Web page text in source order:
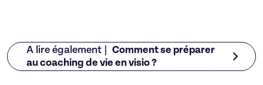
A lire également |
Comment se préparer
au coaching de vie en visio ?